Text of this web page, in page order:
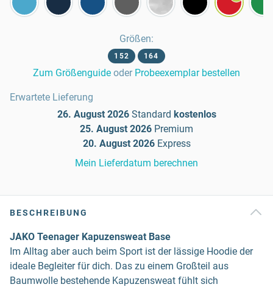
Größen:
152 164
Zum Größenguide oder Probeexemplar bestellen
Erwartete Lieferung
26. August 2026 Standard kostenlos
25. August 2026 Premium
20. August 2026 Express
Mein Lieferdatum berechnen
BESCHREIBUNG
JAKO Teenager Kapuzensweat Base
Im Alltag aber auch beim Sport ist der lässige Hoodie der
ideale Begleiter für dich. Das zu einem Großteil aus
Baumwolle bestehende Kapuzensweat fühlt sich